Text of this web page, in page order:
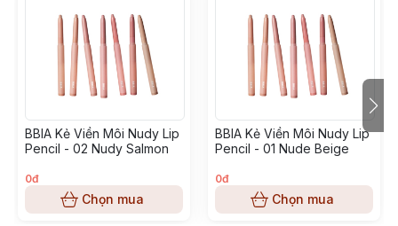
son chính bám chặt, lên màu đều và hạn chế tình
trạng lem ra ngoài.
Kết cấu sáp mềm mịn, bền màu: Chất sáp lướt êm trên
môi, lâu trôi, không thấm nước và không gây khô môi
📝 CÁCH SỬ DỤNG
Kẻ viền môi theo dáng mong muốn
Tô lòng môi hoặc full môi
BBIA Kẻ Viền Môi Nudy Lip
Pencil - 02 Nudy Salmon
0đ
Chọn mua
BBIA Kẻ Viền Môi Nudy Lip
Pencil - 01 Nude Beige
0đ
Chọn mua